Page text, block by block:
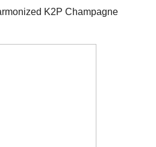
K2P Champagne